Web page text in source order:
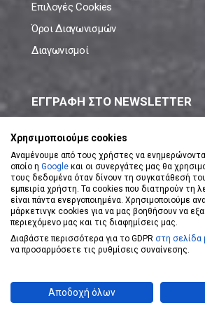
Επιλογές Cookies
Όροι Διαγωνισμών
Διαγωνισμοί
ΕΓΓΡΑΦΗ ΣΤΟ NEWSLETTER
ΕΓΓΡΑΦΗ ΣΤΟ
Αποδέχομαι τουςΌρους Χρήσης
Powered byeShopKeyDesigned by
Χρησιμοποιούμε cookies
Αναμένουμε από τους χρήστες να
οποίο η Google και οι συνεργάτες μας θα
τους δεδομένα όταν δίνουν τη συγκατάθεσή
εμπειρία χρήστη. Τα cookies που διατηρούν τη
είναι πάντα ενεργοποιημένα. Χρησιμοποιούμε
μάρκετινγκ cookies για να μας βοηθήσουν να
περιεχόμενο μας και τις διαφημίσεις μας.
Διαβάστε περισσότερα για το GDPR στη σελίδα
να προσαρμόσετε τις ρυθμίσεις συναίνεσης.
Αποδοχή όλων